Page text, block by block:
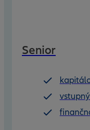
Senior